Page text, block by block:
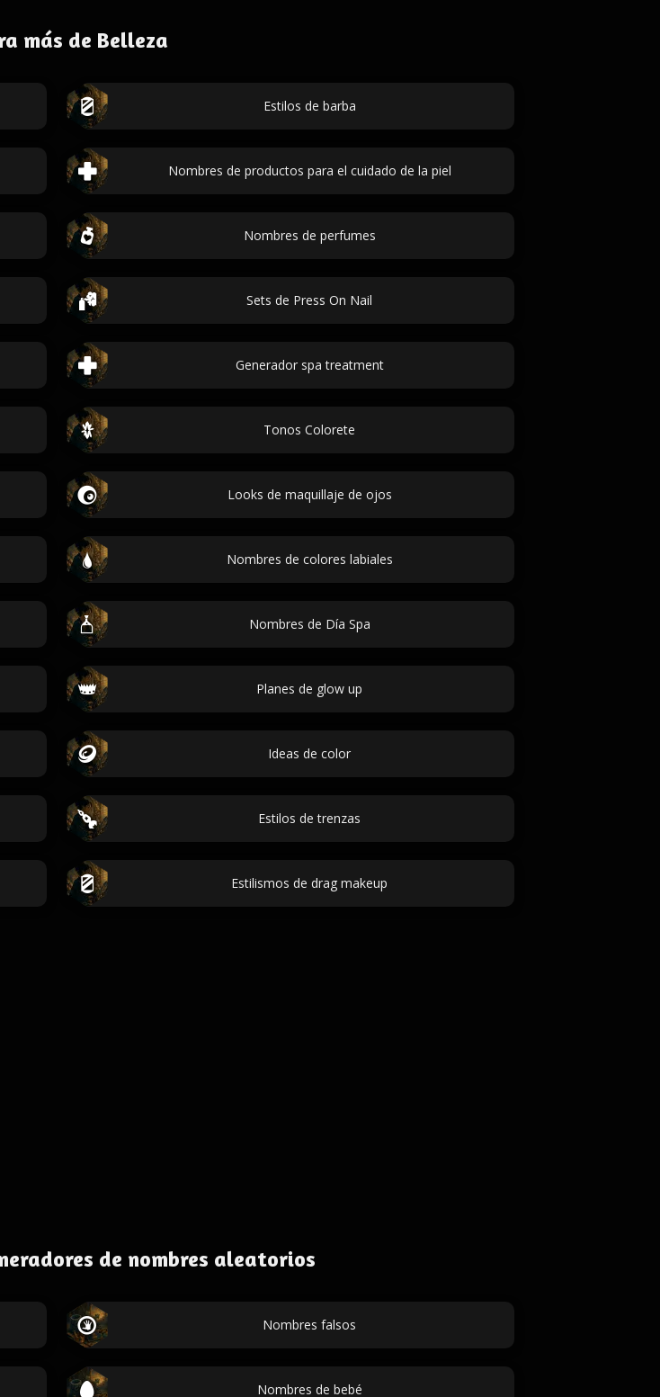
más de Belleza
Estilos de barba
Nombres de productos para el cuidado de la piel
Nombres de perfumes
Sets de Press On Nail
Generador spa treatment
Tonos Colorete
Looks de maquillaje de ojos
Nombres de colores labiales
Nombres de Día Spa
Planes de glow up
Ideas de color
Estilos de trenzas
Estilismos de drag makeup
de nombres aleatorios
Nombres falsos
Nombres de bebé